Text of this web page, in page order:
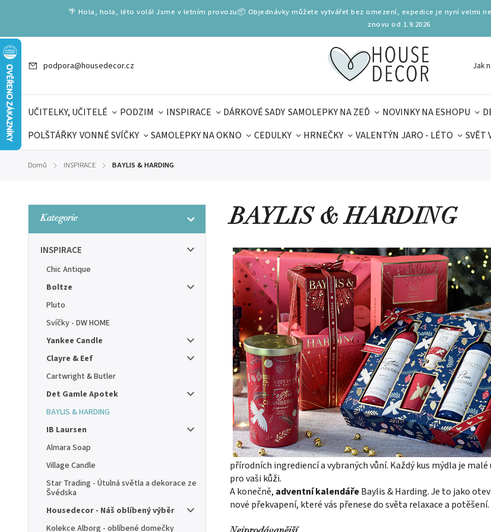
🌴 Hola, hola, léto volá! Jsme v letním provozu📦 Objednávky můžete vytvářet bez omezení, expedice je nyní velmi
znovu od 1.9.2026
podpora@housedecor.cz Jak
UČITELKY, UČITELÉ PODZIM INSPIRACE DÁRKOVÉ SADY SAMOLEPKY NA ZEĎ NOVINKY NA ESHOPU
POLŠTÁŘKY VONNÉ SVÍČKY SAMOLEPKY NA OKNO CEDULKY HRNEČKY VALENTÝN JARO - LÉTO SVĚT
Domů / INSPIRACE / BAYLIS & HARDING
Kategorie
INSPIRACE
Chic Antique
Boltze
Pluto
Svíčky - DW HOME
Yankee Candle
Clayre & Eef
Cartwright & Butler
Det Gamle Apotek
BAYLIS & HARDING
IB Laursen
Almara Soap
Village Candle
Star Trading - Útulná světla a dekorace ze
Švédska
Housedecor - Náš oblíbený výběr
Kolekce Alborg - oblíbené domečky
BAYLIS & HARDING
přírodních ingrediencí a vybraných vůní. Každý kus mýdla je
pro vaši kůži.
A konečně, adventní kalendářeBaylis & Harding. Je to jako
nové překvapení, které vás přenese do světa relaxace a potěšení.